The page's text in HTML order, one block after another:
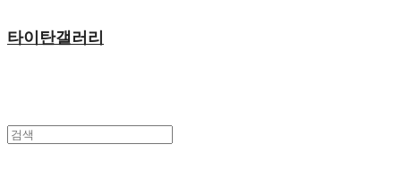
타이탄갤러리